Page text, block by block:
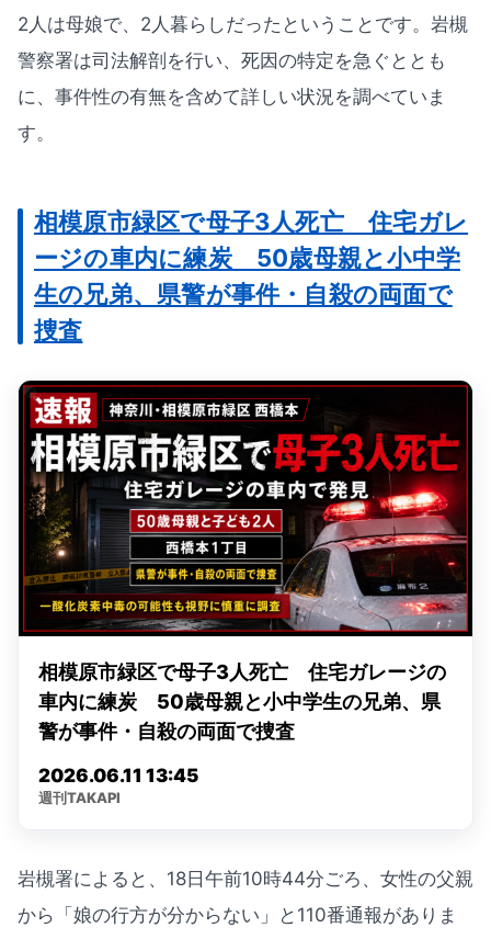
2人は母娘で、2人暮らしだったということです。岩槻
警察署は司法解剖を行い、死因の特定を急ぐととも
に、事件性の有無を含めて詳しい状況を調べていま
す。
相模原市緑区で母子3人死亡 住宅ガレ
ージの車内に練炭 50歳母親と小中学
生の兄弟、県警が事件・自殺の両面で
捜査
岩槻署によると、18日午前10時44分ごろ、女性の父親
から「娘の行方が分からない」と110番通報がありま